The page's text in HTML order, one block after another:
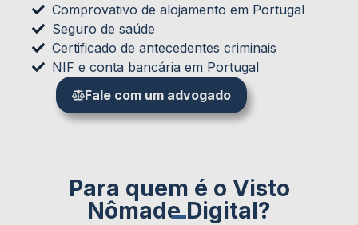
Comprovativo de alojamento em Portugal
Seguro de saúde
Certificado de antecedentes criminais
NIF e conta bancária em Portugal
Fale com um advogado
Para quem é o Visto
Nômade Digital?